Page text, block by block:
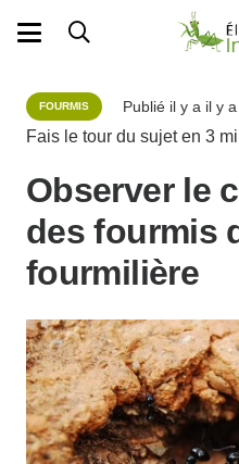
FOURMIS Publié il y a il y
Fais le tour du sujet en 3
Observer le
des fourmis
fourmilière